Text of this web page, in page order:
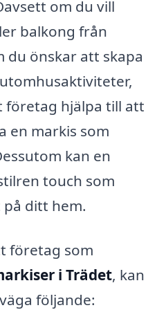
om du vill
balkong från
du önskar att skapa
företag hjälpa till att
en markis som
kan en
touch som
ditt hem.
företag som
i Trädet, kan
följande: